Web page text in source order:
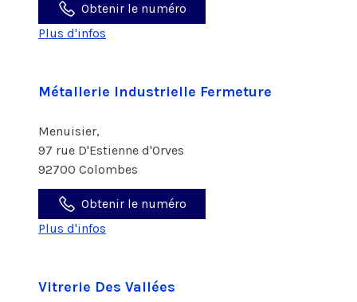
Obtenir le numéro
Plus d'infos
Métallerie Industrielle Fermeture
Menuisier,
97 rue D'Estienne d'Orves
92700 Colombes
Obtenir le numéro
Plus d'infos
Vitrerie Des Vallées